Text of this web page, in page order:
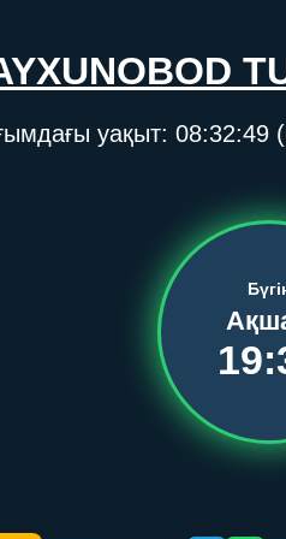
уақыт: 08:32:49